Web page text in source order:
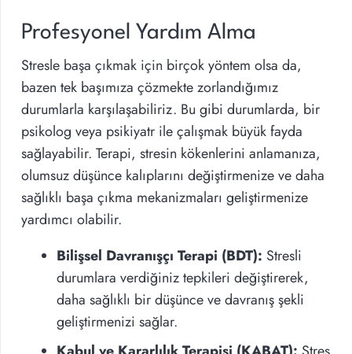
Profesyonel Yardım Alma
Stresle başa çıkmak için birçok yöntem olsa da,
bazen tek başımıza çözmekte zorlandığımız
durumlarla karşılaşabiliriz. Bu gibi durumlarda, bir
psikolog veya psikiyatr ile çalışmak büyük fayda
sağlayabilir. Terapi, stresin kökenlerini anlamanıza,
olumsuz düşünce kalıplarını değiştirmenize ve daha
sağlıklı başa çıkma mekanizmaları geliştirmenize
yardımcı olabilir.
Bilişsel Davranışçı Terapi (BDT): Stresli
durumlara verdiğiniz tepkileri değiştirerek,
daha sağlıklı bir düşünce ve davranış şekli
geliştirmenizi sağlar.